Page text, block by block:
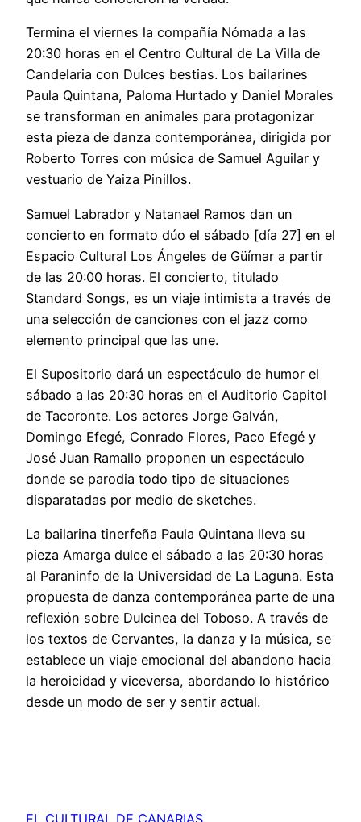
Termina el viernes la compañía Nómada a las
20:30 horas en el Centro Cultural de La Villa de
Candelaria con Dulces bestias. Los bailarines
Paula Quintana, Paloma Hurtado y Daniel Morales
se transforman en animales para protagonizar
esta pieza de danza contemporánea, dirigida por
Roberto Torres con música de Samuel Aguilar y
vestuario de Yaiza Pinillos.
Samuel Labrador y Natanael Ramos dan un
concierto en formato dúo el sábado [día 27] en el
Espacio Cultural Los Ángeles de Güímar a partir
de las 20:00 horas. El concierto, titulado
Standard Songs, es un viaje intimista a través de
una selección de canciones con el jazz como
elemento principal que las une.
El Supositorio dará un espectáculo de humor el
sábado a las 20:30 horas en el Auditorio Capitol
de Tacoronte. Los actores Jorge Galván,
Domingo Efegé, Conrado Flores, Paco Efegé y
José Juan Ramallo proponen un espectáculo
donde se parodia todo tipo de situaciones
disparatadas por medio de sketches.
La bailarina tinerfeña Paula Quintana lleva su
pieza Amarga dulce el sábado a las 20:30 horas
al Paraninfo de la Universidad de La Laguna. Esta
propuesta de danza contemporánea parte de una
reflexión sobre Dulcinea del Toboso. A través de
los textos de Cervantes, la danza y la música, se
establece un viaje emocional del abandono hacia
la heroicidad y viceversa, abordando lo histórico
desde un modo de ser y sentir actual.